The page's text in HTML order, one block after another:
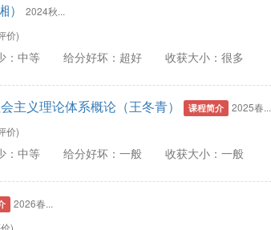
2024秋...
价)
：中等 给分好坏：超好 收获大小：很多
主义理论体系概论（王冬青） 课程简介 2025春...
价)
：中等 给分好坏：一般 收获大小：一般
2026春...
)